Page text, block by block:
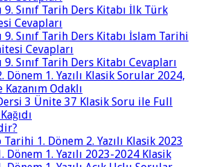
9. Sınıf Tarih Ders Kitabı İlk Türk
Cevapları
9. Sınıf Tarih Ders Kitabı İslam Tarihi
Cevapları
9. Sınıf Tarih Ders Kitabı Cevapları
Dönem 1. Yazılı Klasik Sorular 2024,
Odaklı
3 Ünite 37 Klasik Soru ile Full
Tarihi 1. Dönem 2. Yazılı Klasik 2023
Dönem 1. Yazılı 2023-2024 Klasik